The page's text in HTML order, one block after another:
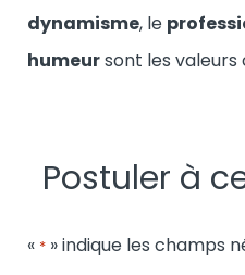
dynamisme, le
humeursont les valeurs
Postuler à
« * » indique les champs